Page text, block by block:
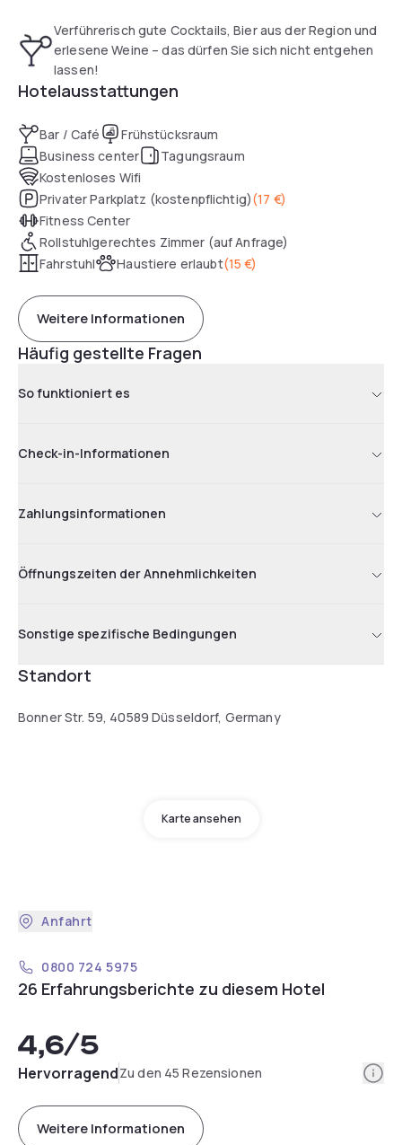
vorhanden.Verführerisch gute Cocktails, Bier aus der Region und
erlesene Weine – das dürfen Sie sich nicht entgehen
lassen!
Hotelausstattungen
Bar / Café
Frühstücksraum
Business center
Tagungsraum
Kostenloses Wifi
Privater Parkplatz (kostenpflichtig)(17 €)
Fitness Center
Rollstuhlgerechtes Zimmer (auf Anfrage)
Fahrstuhl
Haustiere erlaubt(15 €)
Weitere Informationen
Häufig gestellte Fragen
So funktioniert es
Check-in-Informationen
Zahlungsinformationen
Öffnungszeiten der Annehmlichkeiten
Sonstige spezifische Bedingungen
Standort
Bonner Str. 59, 40589 Düsseldorf, Germany
Karte ansehen
Anfahrt
0800 724 5975
26 Erfahrungsberichte zu diesem Hotel
4,6/5
HervorragendZu den 45 Rezensionen
Weitere Informationen